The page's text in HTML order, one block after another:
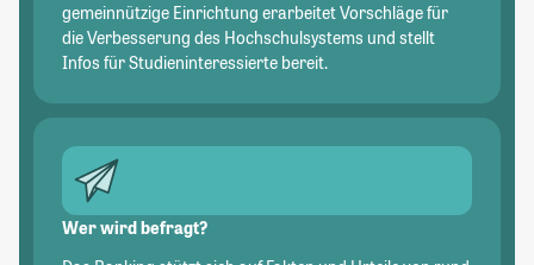
gemeinnützige Einrichtung erarbeitet Vorschläge für
die Verbesserung des Hochschulsystems und stellt
Infos für Studieninteressierte bereit.
Wer wird befragt?